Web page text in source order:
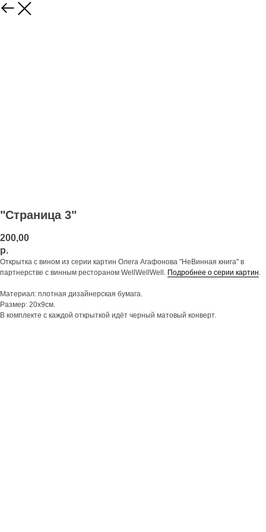
"Страница 3"
200,00
р.
Открытка с вином из серии картин Олега Агафонова "НеВинная книга" в
партнерстве с винным рестораном WellWellWell. Подробнее о серии картин
Материал: плотная дизайнерская бумага.
Размер: 20х9см.
В комплекте с каждой открыткой идёт черный матовый конверт.